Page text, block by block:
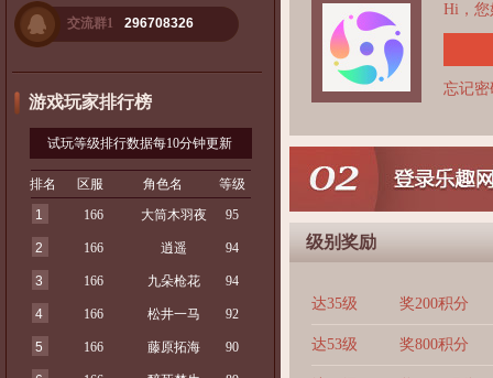
交流群1 296708326
游戏玩家排行榜
试玩等级排行数据每10分钟更新
排名 区服 角色名
等级
1
166 大筒木羽夜 95
2 166 逍遥 94
3 166 九朵枪花 94
4 166 松井一马 92
5 166 藤原拓海 90
Hi，您
忘记密
级别奖励
达35级 奖200积分
达53级 奖800积分